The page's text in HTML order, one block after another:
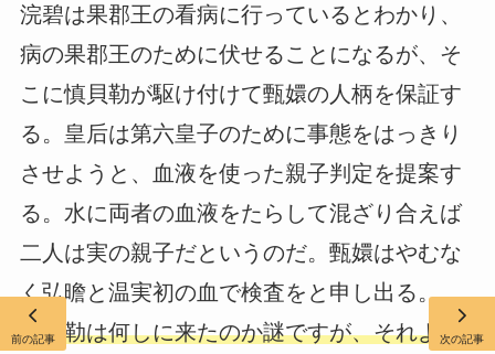
浣碧は果郡王の看病に行っているとわかり、
病の果郡王のために伏せることになるが、そ
こに慎貝勒が駆け付けて甄嬛の人柄を保証す
る。皇后は第六皇子のために事態をはっきり
させようと、血液を使った親子判定を提案す
る。水に両者の血液をたらして混ざり合えば
二人は実の親子だというのだ。甄嬛はやむな
く弘曕と温実初の血で検査をと申し出る。
慎貝勒は何しに来たのか謎ですが、それより
前の記事 次の記事